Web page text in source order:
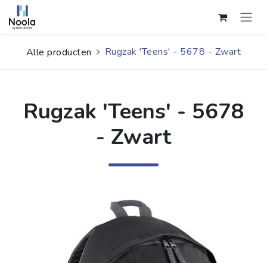
Overslaan naar inhoud
Alle producten Rugzak 'Teens' - 5678 - Zwart
Rugzak 'Teens' - 5678
- Zwart